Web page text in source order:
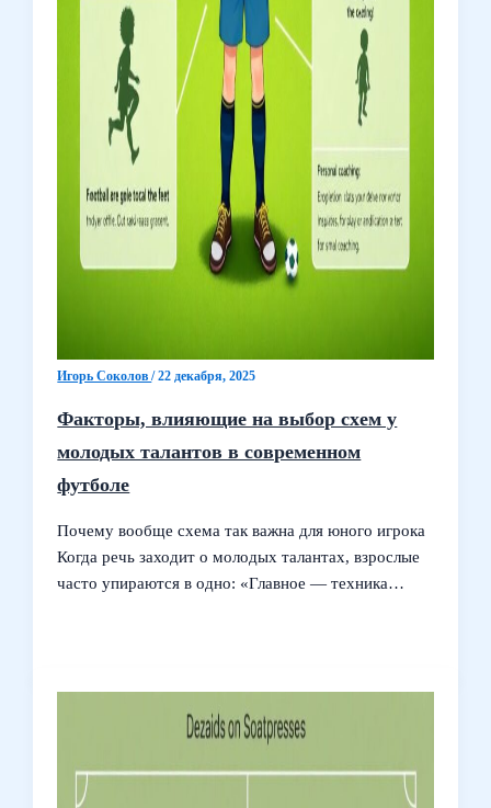
Игорь Соколов/22 декабря, 2025
Факторы, влияющие на выбор схем у
молодых талантов в современном
футболе
Почему вообще схема так важна для юного игрока
Когда речь заходит о молодых талантах, взрослые
часто упираются в одно: «Главное — техника…